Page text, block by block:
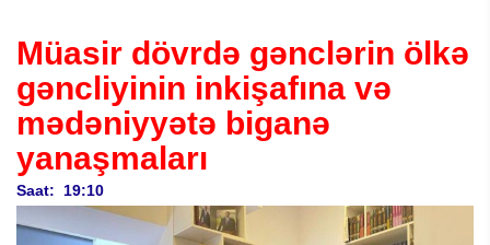
Müasir dövrdə gənclərin ölkə
gəncliyinin inkişafına və
mədəniyyətə biganə
yanaşmaları
Saat: 19:10